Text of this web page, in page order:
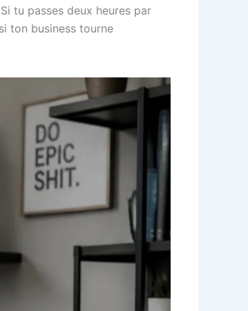
tu passes deux heures par
ton business tourne